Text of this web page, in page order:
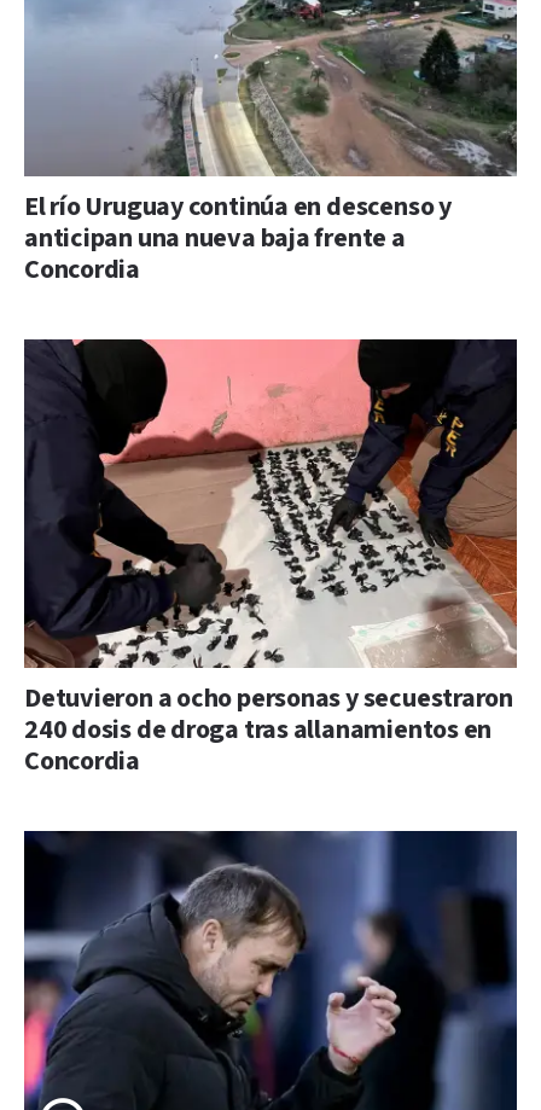
El río Uruguay continúa en descenso y
anticipan una nueva baja frente a
Concordia
Detuvieron a ocho personas y secuestraron
240 dosis de droga tras allanamientos en
Concordia